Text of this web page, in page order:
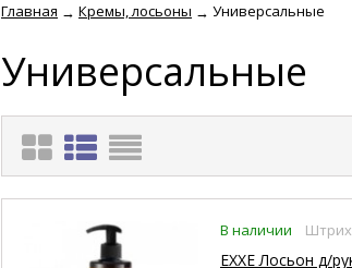
Главная → Кремы, лосьоны → Универсальные
Универсальные
В наличии
EXXE Лосьон д/